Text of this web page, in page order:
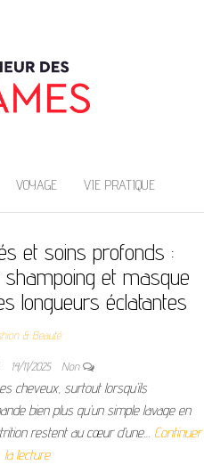
VOYAGE VIE PRATIQUE
et soins profonds :
et masque
longueurs éclatantes
& Beauté
14/11/2025 Non
cheveux, surtout lorsqu’ils
bien plus qu’un simple lavage en
restent au cœur d’une… Continuer
la lecture